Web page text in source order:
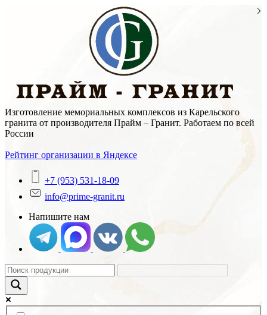
Изготовление мемориальных комплексов из Карельского
гранита от производителя Прайм – Гранит. Работаем по всей
России
Рейтинг организации в Яндексе
+7 (953) 531-18-09
info@prime-granit.ru
Напишите нам